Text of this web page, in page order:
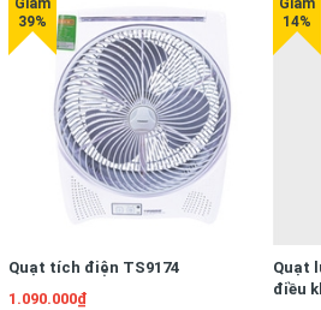
Hãng sản xuất/Model
Nguồn điện
Công suất
Dung tích
Quạt tích điện TS9174
1.090.000₫
Quạt
điều